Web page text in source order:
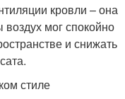
кровли – она
мог спокойно
и снижать
стиле